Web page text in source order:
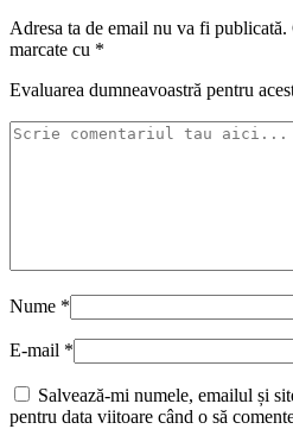
Adresa ta de email nu va fi publicată.
marcate cu *
Evaluarea dumneavoastră pentru
Nume *
E-mail *
Salvează-mi numele, emailul și
pentru data viitoare când o să